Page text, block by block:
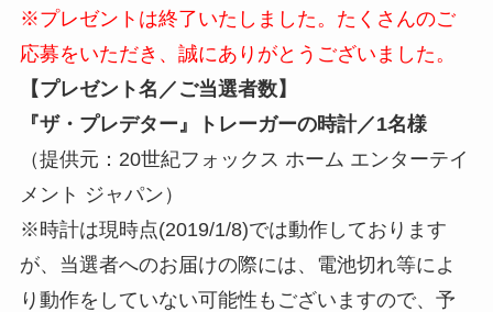
※プレゼントは終了いたしました。たくさんのご
応募をいただき、誠にありがとうございました。
【プレゼント名／ご当選者数】
『ザ・プレデター』トレーガーの時計／1名様
（提供元：20世紀フォックス ホーム エンターテイ
メント ジャパン）
※時計は現時点(2019/1/8)では動作しております
が、当選者へのお届けの際には、電池切れ等によ
り動作をしていない可能性もございますので、予